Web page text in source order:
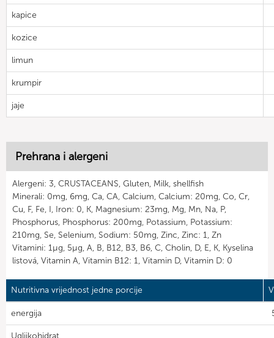
kapice
kozice
limun
krumpir
jaje
Prehrana i alergeni
Alergeni: 3, CRUSTACEANS, Gluten, Milk, shellfish
Minerali: 0mg, 6mg, Ca, CA, Calcium, Calcium: 20mg, Co, Cr,
Cu, F, Fe, I, Iron: 0, K, Magnesium: 23mg, Mg, Mn, Na, P,
Phosphorus, Phosphorus: 200mg, Potassium, Potassium:
210mg, Se, Selenium, Sodium: 50mg, Zinc, Zinc: 1, Zn
Vitamini: 1µg, 5µg, A, B, B12, B3, B6, C, Cholin, D, E, K, Kyselina
listová, Vitamin A, Vitamin B12: 1, Vitamin D, Vitamin D: 0
Nutritivna vrijednost jedne porcije
energija
Ugljikohidrat